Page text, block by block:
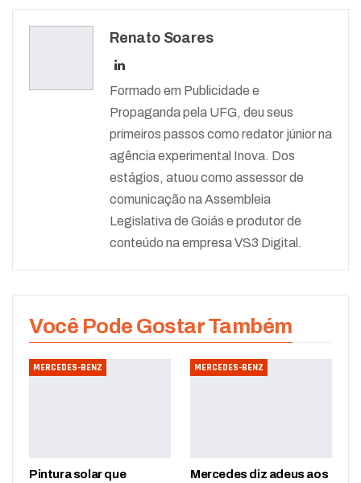
Renato Soares
Formado em Publicidade e
Propaganda pela UFG, deu seus
primeiros passos como redator júnior na
agência experimental Inova. Dos
estágios, atuou como assessor de
comunicação na Assembleia
Legislativa de Goiás e produtor de
conteúdo na empresa VS3 Digital.
Você Pode Gostar Também
MERCEDES-BENZ
Pintura solar que
MERCEDES-BENZ
Mercedes diz adeus aos